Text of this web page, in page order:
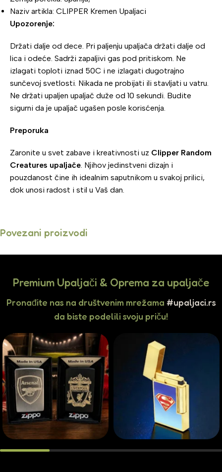
Naziv artikla: CLIPPER Kremen Upaljaci
Upozorenje:
Držati dalje od dece. Pri paljenju upaljača držati dalje od
lica i odeće. Sadrži zapaljivi gas pod pritiskom. Ne
izlagati toploti iznad 50C i ne izlagati dugotrajno
sunčevoj svetlosti. Nikada ne probijati ili stavljati u vatru.
Ne držati upaljen upaljač duže od 10 sekundi. Budite
sigurni da je upaljač ugašen posle korisćenja.
Preporuka
Zaronite u svet zabave i kreativnosti uz Clipper Random
Creatures upaljače . Njihov jedinstveni dizajn i
pouzdanost čine ih idealnim saputnikom u svakoj prilici,
dok unosi radost i stil u Vaš dan.
Povezani proizvodi
Premium Upaljači & Oprema za upaljače
Pronađite nas na društvenim mrežama #upaljaci.rs
da biste podelili svoju priču!